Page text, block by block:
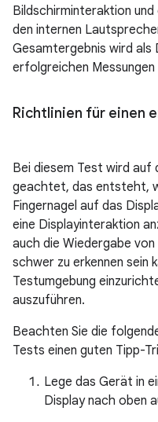
Bildschirminteraktion und
den internen
Gesamtergebnis wird
erfolgreichen
Richtlinien für einen
Bei diesem Test wird auf
geachtet, das entsteht,
Fingernagel auf das
eine Displayinteraktion
auch die Wiedergabe
schwer zu erkennen sein
Testumgebung
auszuführen.
Beachten Sie die
Tests einen guten Tipp-
Lege das Gerät in
Display nach oben